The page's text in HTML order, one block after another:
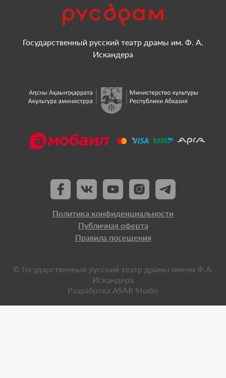
Государственный русский театр драмы им. Ф. А.
Искандера
Политика конфиденциальности
Публичная оферта
Правила посещения
© Государственный русский театр драмы имени Ф.А.
Искандера
Разработка ASAR Studio